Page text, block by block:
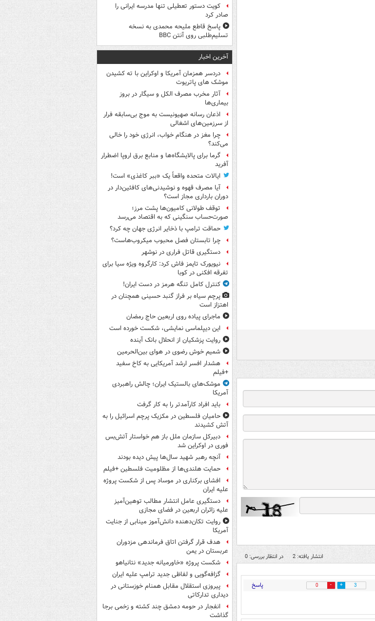
انتشار یافته: 2 در انتظار بررسی: 0
3
0 پاسخ
کویت دستور تعطیلی تنها مدرسه ایرانی را
صادر کرد
پاسخ قاطع ملیحه محمدی به نسخه
تسلیم‌طلبی روی آنتن BBC
آخرین اخبار
دردسر همزمان آمریکا و اوکراین با ته کشیدن
موشک های پاتریوت
آثار مخرب مصرف الکل و سیگار در بروز
بیماری‌ها
اذعان رسانه صهیونیست به موج بی‌سابقه فرار
از سرزمین‌های اشغالی
چرا مغز در هنگام خواب، انرژی خود را خالی
می‌کند؟
گرما برای پالایشگاه‌ها و منابع برق اروپا اضطرار
آفرید
ایالات متحده واقعاً یک «ببر کاغذی» است!
آیا مصرف قهوه و نوشیدنی‌های کافئین‌دار در
دوران بارداری مجاز است؟
توقف طولانی کامیون‌ها پشت مرز؛
صورت‌حساب سنگینی که به اقتصاد می‌رسد
حماقت ترامپ با ذخایر انرژی جهان چه کرد؟
چرا تابستان فصل محبوب میکروب‌هاست؟
دستگیری قاتل فراری در نوشهر
نیویورک تایمز فاش کرد: کارگروه ویژه سیا برای
تفرقه افکنی در کوبا
کنترل کامل تنگه هرمز در دست ایران!
پرچم سیاه بر فراز گنبد حسینی همچنان در
اهتزاز است
ماجرای پیاده روی اربعین حاج رمضان
این دیپلماسی نمایشی، شکست خورده است
روایت پزشکیان از انحلال بانک آینده
شمیم خوش رضوی در هوای بین‌الحرمین
هشدار افسر ارشد آمریکایی به کاخ سفید
+فیلم
موشک‌های بالستیک ایران؛ چالش راهبردی
آمریکا
باید افراد کارآمدتر را به کار گرفت
حامیان فلسطین در مکزیک پرچم اسرائیل را به
آتش کشیدند
دبیرکل سازمان ملل باز هم خواستار آتش‌بس
فوری در اوکراین شد
آنچه رهبر شهید سال‌ها پیش دیده بودند
حمایت هلندی‌ها از مظلومیت فلسطین +فیلم
افشای برکناری در موساد پس از شکست پروژه
علیه ایران
دستگیری عامل انتشار مطالب توهین‌آمیز
علیه زائران اربعین در فضای مجازی
روایت تکان‌دهنده دانش‌آموز مینابی از جنایت
آمریکا
هدف قرار گرفتن اتاق‌ فرماندهی مزدوران
عربستان در یمن
شکست پروژه «خاورمیانه جدید» نتانیاهو
گزافه‌گویی و لفاظی جدید ترامپ علیه ایران
پیروزی استقلال مقابل همنام خوزستانی در
دیداری تدارکاتی
انفجار در حومه دمشق چند کشته و زخمی برجا
گذاشت